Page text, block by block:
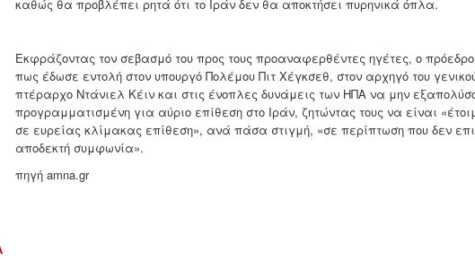
καθώς θα προβλέπει ρητά ότι το Ιράν δεν θα αποκτήσει πυρηνικά όπλα.
Εκφράζοντας τον σεβασμό του προς τους προαναφερθέντες ηγέτες, ο
πως έδωσε εντολή στον υπουργό Πολέμου Πιτ Χέγκσεθ, στον αρχηγό του
πτέραρχο Ντάνιελ Κέιν και στις ένοπλες δυνάμεις των ΗΠΑ να μην
προγραμματισμένη για αύριο επίθεση στο Ιράν, ζητώντας τους να είναι
σε ευρείας κλίμακας επίθεση», ανά πάσα στιγμή, «σε περίπτωση που δεν
αποδεκτή συμφωνία».
πηγή amna.gr